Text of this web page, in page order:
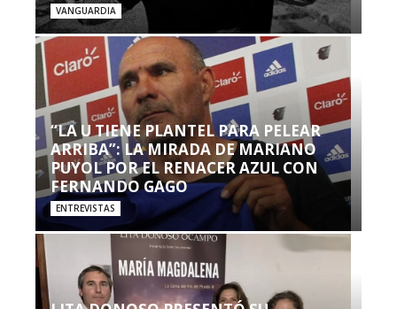
VANGUARDIA
“LA U TIENE PLANTEL PARA PELEAR
ARRIBA”: LA MIRADA DE MARIANO
PUYOL POR EL RENACER AZUL CON
FERNANDO GAGO
ENTREVISTAS